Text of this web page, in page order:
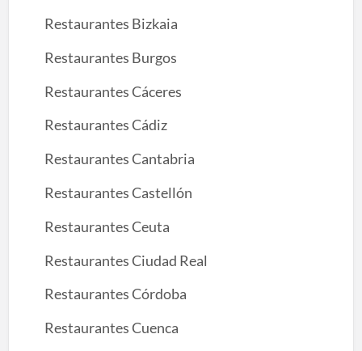
Restaurantes Bizkaia
Restaurantes Burgos
Restaurantes Cáceres
Restaurantes Cádiz
Restaurantes Cantabria
Restaurantes Castellón
Restaurantes Ceuta
Restaurantes Ciudad Real
Restaurantes Córdoba
Restaurantes Cuenca